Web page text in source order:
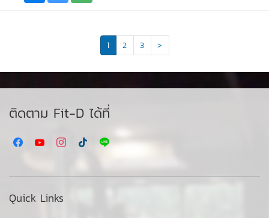
1 2 3 >
ติดตาม Fit-D ได้ที่
Quick Links